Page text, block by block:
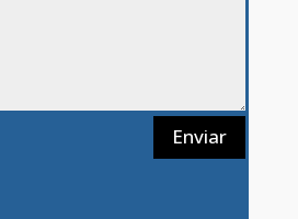
Enviar